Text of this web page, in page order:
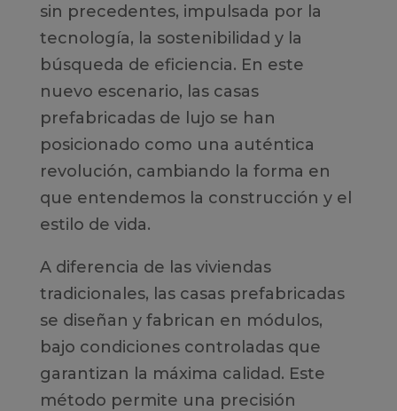
sin precedentes, impulsada por la
tecnología, la sostenibilidad y la
búsqueda de eficiencia. En este
nuevo escenario, las casas
prefabricadas de lujo se han
posicionado como una auténtica
revolución, cambiando la forma en
que entendemos la construcción y el
estilo de vida.
A diferencia de las viviendas
tradicionales, las casas prefabricadas
se diseñan y fabrican en módulos,
bajo condiciones controladas que
garantizan la máxima calidad. Este
método permite una precisión